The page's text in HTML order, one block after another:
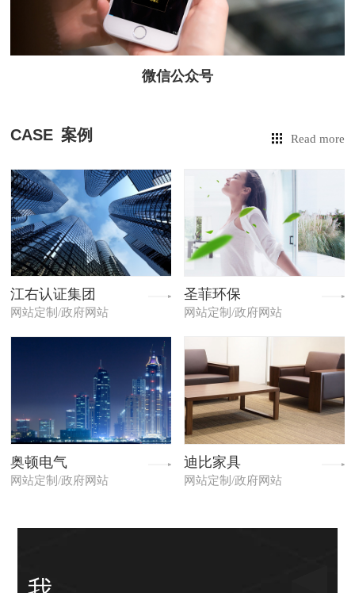
微信公众号
CASE 案例 Read more
江右认证集团
网站定制/政府网站
圣菲环保
网站定制/政府网站
奥顿电气
网站定制/政府网站
迪比家具
网站定制/政府网站